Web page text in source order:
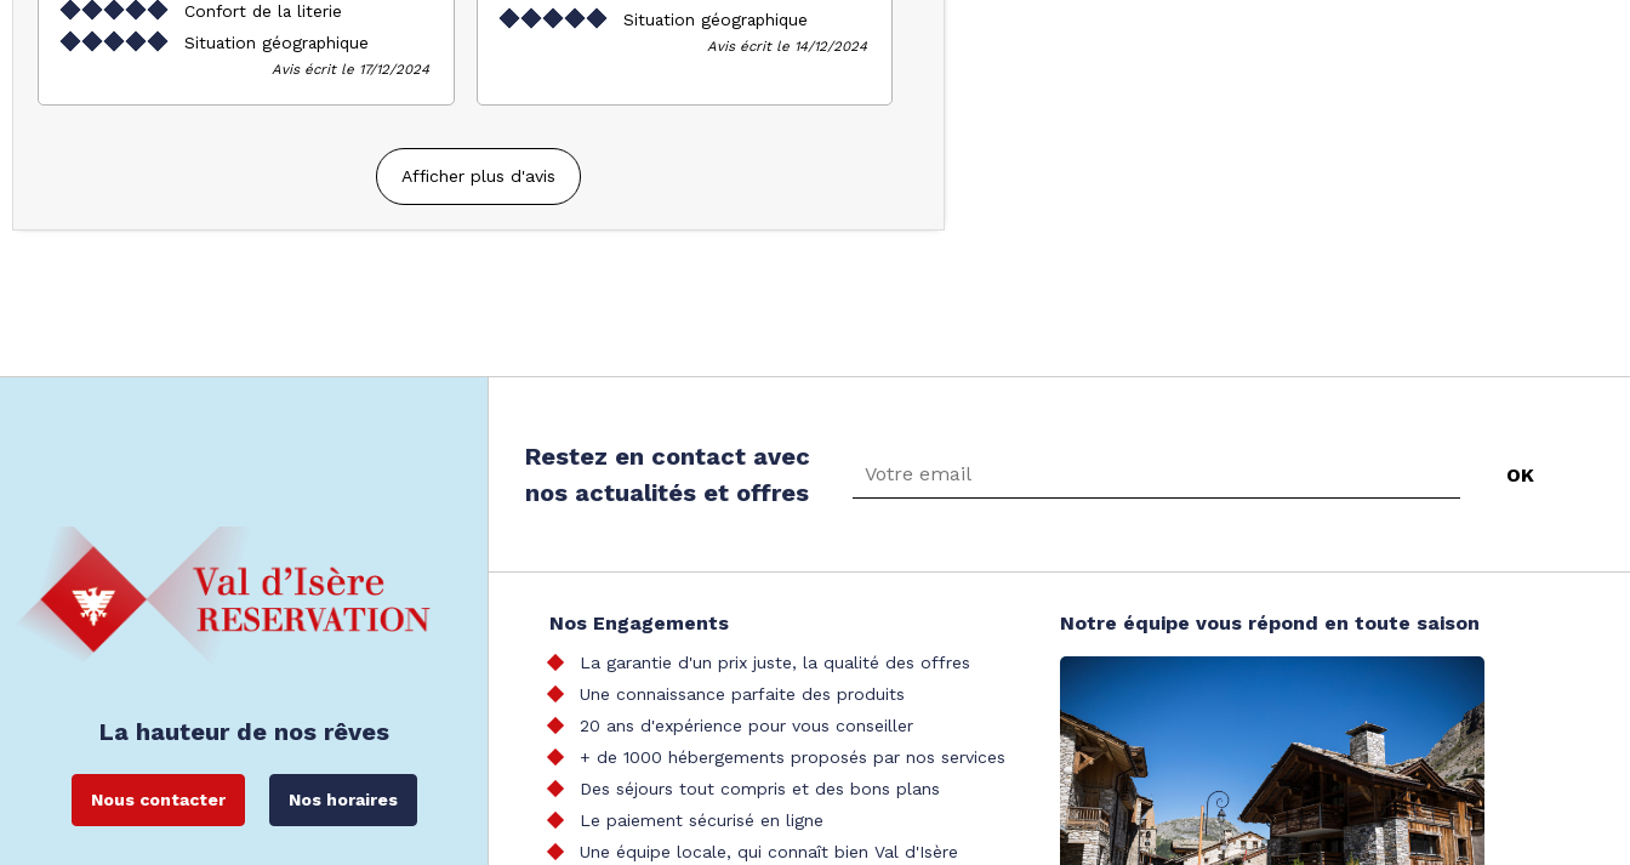
Confort de la literie
Situation géographique
Avis écrit le 17/12/2024
Situation géographique
Avis écrit le 14/12/2024
Afficher plus d'avis
La hauteur de nos rêves
Nous contacter Nos horaires
Restez en contact avec
nos actualités et offres
Nos Engagements
La garantie d'un prix juste, la qualité des offres
Une connaissance parfaite des produits
20 ans d'expérience pour vous conseiller
+ de 1000 hébergements proposés par nos services
Des séjours tout compris et des bons plans
Le paiement sécurisé en ligne
Une équipe locale, qui connaît bien Val d'Isère
Notre équipe vous répond en toute saison